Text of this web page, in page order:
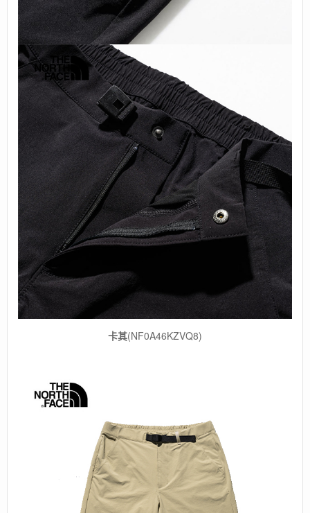
卡其(NF0A46KZVQ8)